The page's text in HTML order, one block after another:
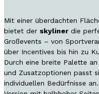
Mit einer überdachten
bietet der skyliner die
Großevents – von
über Incentives bis hin zu
Durch eine breite Palette
und Zusatzoptionen passt
individuellen Bedürfnisse